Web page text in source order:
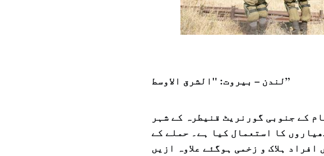
لندن – بيروت: "الشرق الاوسط”
کے جنوبی گورنریٹ قنیطرہ کے شہر
کا استعمال کیا ہے۔ حملے کے
ہلاک و زخمی ہوگئے علاوہ ازیں